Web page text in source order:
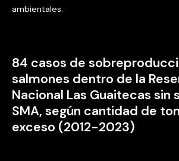
ambientales.
84 casos de
salmones dentro de la
Nacional Las Guaitecas sin
SMA, según cantidad de
exceso (2012-2023)